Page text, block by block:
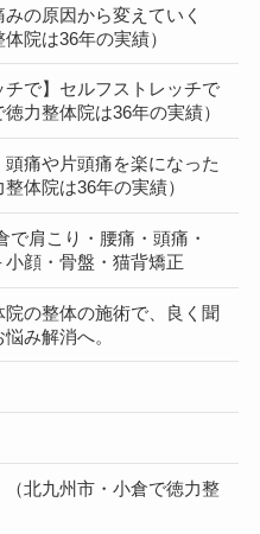
みの原因から変えていく
院は36年の実績）
チで】セルフストレッチで
力整体院は36年の実績）
頭痛や片頭痛を楽になった
体院は36年の実績）
で肩こり・腰痛・頭痛・
顔・骨盤・猫背矯正
院の整体の施術で、良く聞
み解消へ。
（北九州市・小倉で徳力整